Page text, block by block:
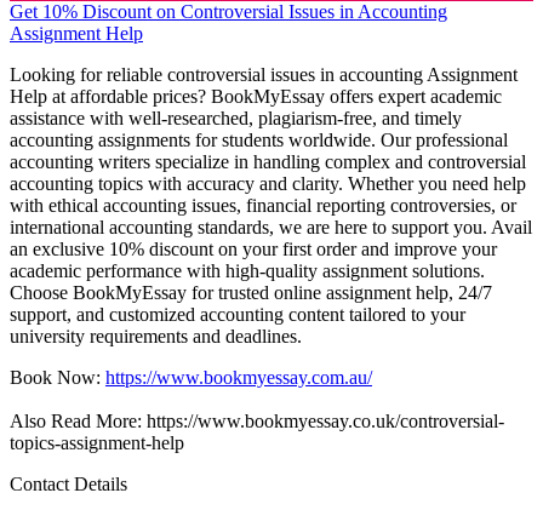
Get 10% Discount on Controversial Issues in Accounting
Assignment Help
Looking for reliable controversial issues in accounting Assignment
Help at affordable prices? BookMyEssay offers expert academic
assistance with well-researched, plagiarism-free, and timely
accounting assignments for students worldwide. Our professional
accounting writers specialize in handling complex and controversial
accounting topics with accuracy and clarity. Whether you need help
with ethical accounting issues, financial reporting controversies, or
international accounting standards, we are here to support you. Avail
an exclusive 10% discount on your first order and improve your
academic performance with high-quality assignment solutions.
Choose BookMyEssay for trusted online assignment help, 24/7
support, and customized accounting content tailored to your
university requirements and deadlines.
Book Now: https://www.bookmyessay.com.au/
Also Read More: https://www.bookmyessay.co.uk/controversial-
topics-assignment-help
Contact Details